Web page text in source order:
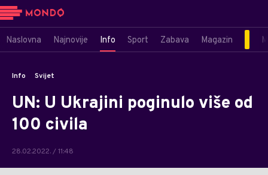
Naslovna Najnovije Info Sport Zabava Magazin
Info Svijet
UN: U Ukrajini poginulo više od
100 civila
28.02.2022. / 11:48